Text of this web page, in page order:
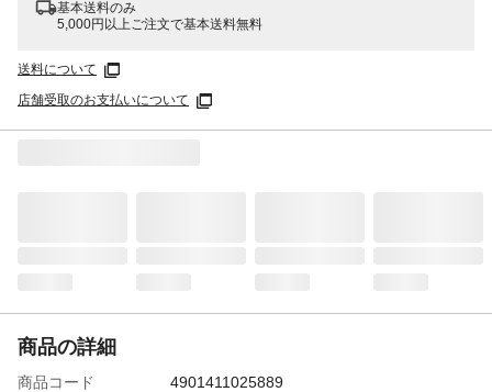
基本送料のみ
5,000円以上ご注文で基本送料無料
送料について
店舗受取のお支払いについて
商品の詳細
商品コード
4901411025889